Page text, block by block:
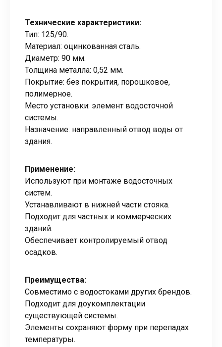
Технические характеристики:
Тип: 125/90.
Материал: оцинкованная сталь.
Диаметр: 90 мм.
Толщина металла: 0,52 мм.
Покрытие: без покрытия, порошковое,
полимерное.
Место установки: элемент водосточной
системы.
Назначение: направленный отвод воды от
здания.
Применение:
Используют при монтаже водосточных
систем.
Устанавливают в нижней части стояка.
Подходит для частных и коммерческих
зданий.
Обеспечивает контролируемый отвод
осадков.
Преимущества:
Совместимо с водостоками других брендов.
Подходит для доукомплектации
существующей системы.
Элементы сохраняют форму при перепадах
температуры.